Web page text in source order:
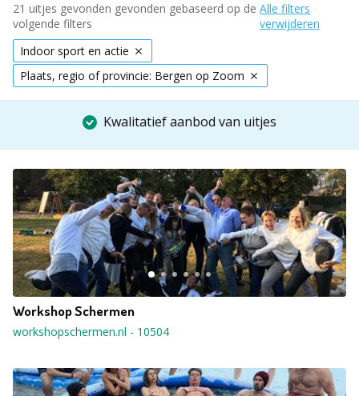
21 uitjes gevonden gevonden gebaseerd op de
volgende filters
Alle filters
verwijderen
Indoor sport en actie
Plaats, regio of provincie: Bergen op Zoom
Kwalitatief aanbod van uitjes
Workshop Schermen
workshopschermen.nl - 10504